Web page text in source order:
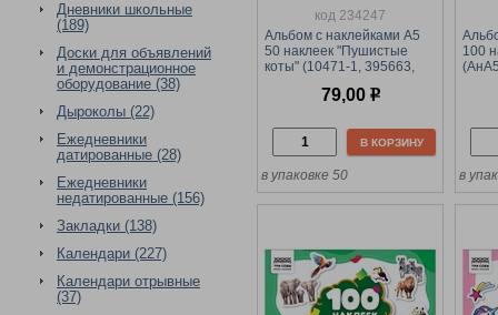
Дневники школьные
(189)
Доски для объявлений
и демонстрационное
оборудование (38)
Дыроколы (22)
Ежедневники
датированные (28)
Ежедневники
недатированные (156)
Закладки (138)
Календари (227)
Календари отрывные
(37)
код 234247
Альбом с наклейками А5
50 наклеек "Пушистые
коты" (10471-1, 395663,
79,00 р
В КОРЗИНУ
в упаковке 50
100
в